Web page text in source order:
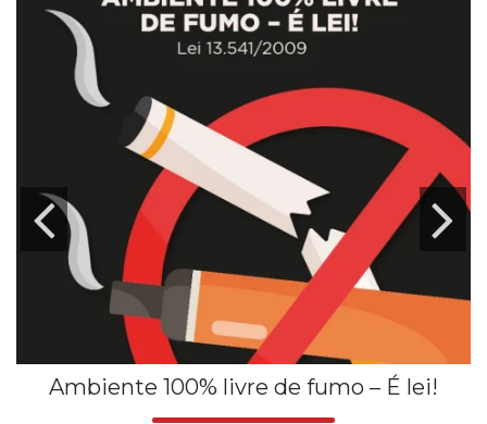
Ambiente 100% livre de fumo – É lei!